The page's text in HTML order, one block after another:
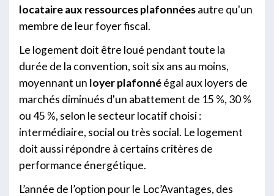
locataire aux ressources plafonnéesautre qu'un
membre de leur foyer fiscal.
Le logement doit être loué pendant toute la
durée de la convention, soit six ans au moins,
moyennant un loyer plafonnéégal aux loyers de
marchés diminués d'un abattement de 15 %, 30 %
ou 45 %, selon le secteur locatif choisi :
intermédiaire, social ou très social. Le logement
doit aussi répondre à certains critères de
performance énergétique.
L’année de l’option pour le Loc’Avantages, des